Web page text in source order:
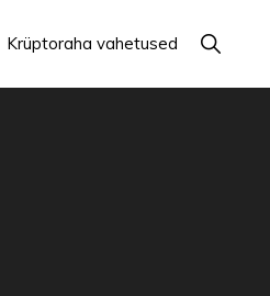
Krüptoraha vahetused Näita
otsingut